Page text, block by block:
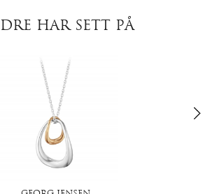
HAR SETT PÅ